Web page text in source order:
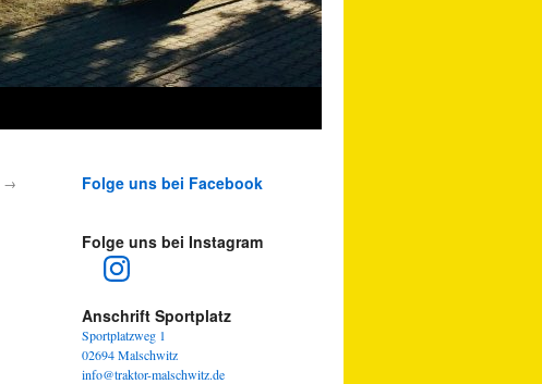
→ Folge uns bei Facebook
Folge uns bei Instagram
Instagram
Anschrift Sportplatz
Sportplatzweg 1
02694 Malschwitz
info@traktor-malschwitz.de